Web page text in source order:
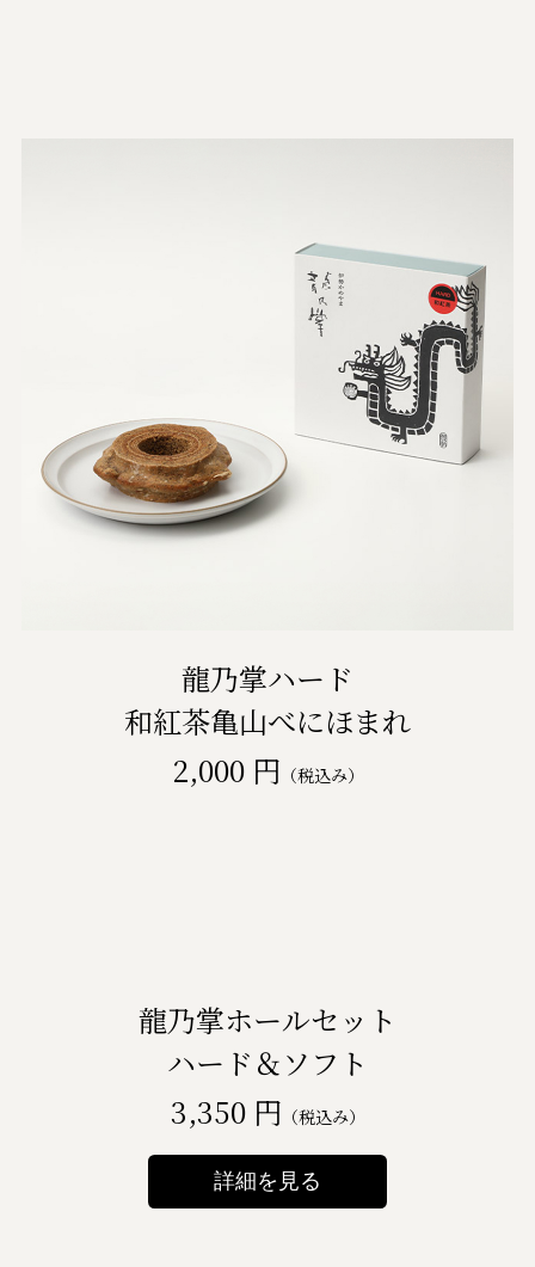
龍乃掌ハード
和紅茶亀山べにほまれ
2,000 円 （税込み）
龍乃掌ホールセット
ハード＆ソフト
3,350 円 （税込み）
詳細を見る